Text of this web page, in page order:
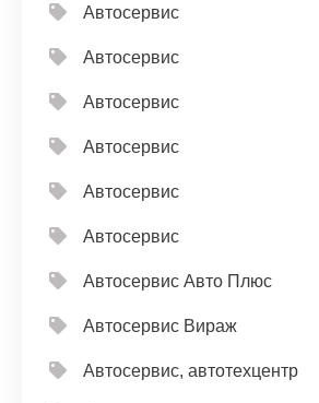
Автосервис
Автосервис
Автосервис
Автосервис
Автосервис
Автосервис
Автосервис Авто Плюс
Автосервис Вираж
Автосервис, автотехцентр